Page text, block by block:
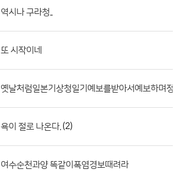
역시나 구라청..
또 시작이네
옛날처럼일본기상청일기예보를받아서예보하며정
욕이 절로 나온다. (2)
여수순천과양 똑같이폭염경보때려라